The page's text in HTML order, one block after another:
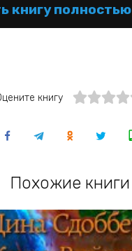
книгу полностью
книгу
Похожие книги